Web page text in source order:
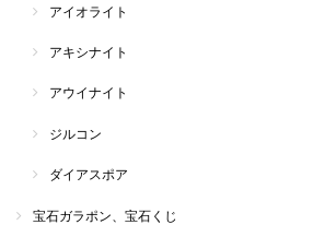
アイオライト
アキシナイト
アウイナイト
ジルコン
ダイアスポア
宝石ガラポン、宝石くじ